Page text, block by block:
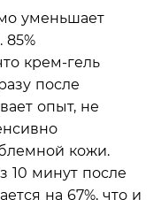
уменьшает
крем-гель
после
опыт, не
кожи.
10 минут после
на 67%, что и